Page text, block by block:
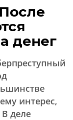
денег
интерес,
В деле